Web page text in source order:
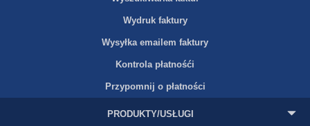
Wydruk faktury
Wysyłka emailem faktury
Kontrola płatnośći
Przypomnij o płatności
PRODUKTY/USŁUGI